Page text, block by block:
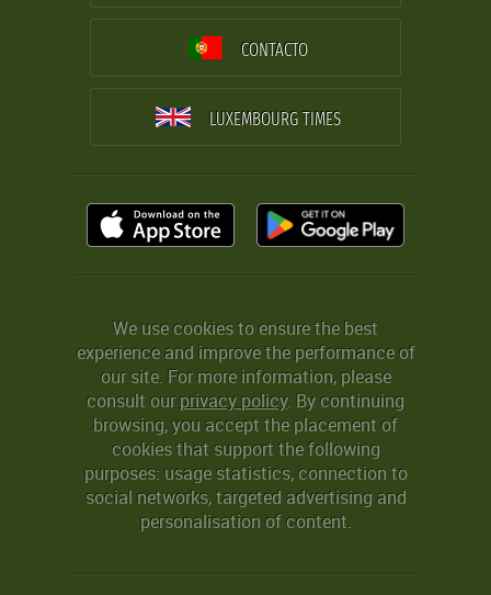
CONTACTO
LUXEMBOURG TIMES
We use cookies to ensure the best
experience and improve the performance of
our site. For more information, please
consult ourprivacy policy. By continuing
browsing, you accept the placement of
cookies that support the following
purposes: usage statistics, connection to
social networks, targeted advertising and
personalisation of content.